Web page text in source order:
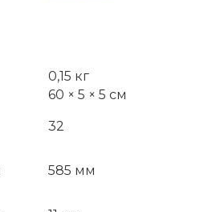
0,15 кг
60 × 5 × 5 см
32
585 мм